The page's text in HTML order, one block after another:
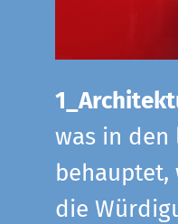
was in den
die